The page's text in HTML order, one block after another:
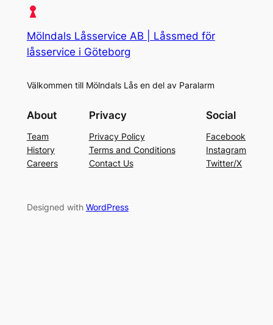
Mölndals Låsservice AB | Låssmed för
låsservice i Göteborg
Välkommen till Mölndals Lås en del av Paralarm
About
Team
History
Careers
Privacy
Privacy Policy
Terms and Conditions
Contact Us
Social
Facebook
Instagram
Twitter/X
Designed with WordPress